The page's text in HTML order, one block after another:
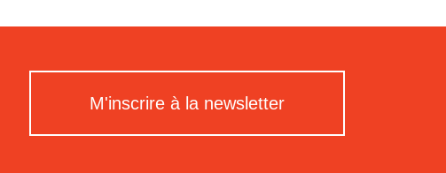
M'inscrire à la newsletter